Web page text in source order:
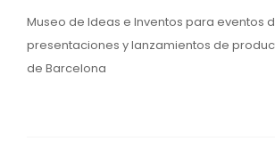
Museo de Ideas e Inventos para eventos
presentaciones y lanzamientos de
de Barcelona